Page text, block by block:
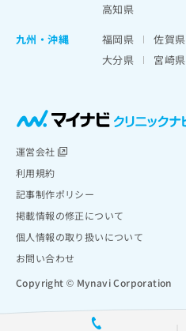
高知県
九州・沖縄
福岡県 佐賀県
大分県
宮崎県
運営会社
利用規約
記事制作ポリシー
掲載情報の修正について
個人情報の取り扱いについて
お問い合わせ
Copyright © Mynavi Corporation